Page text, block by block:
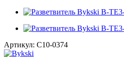
Артикул: C10-0374